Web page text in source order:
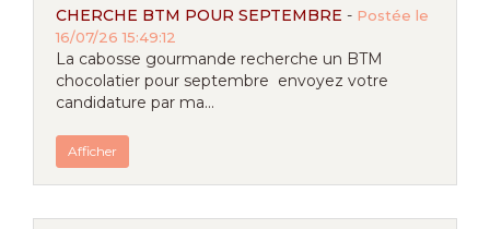
CHERCHE BTM POUR SEPTEMBRE - Postée le
16/07/26 15:49:12
La cabosse gourmande recherche un BTM
chocolatier pour septembre envoyez votre
candidature par ma...
Afficher